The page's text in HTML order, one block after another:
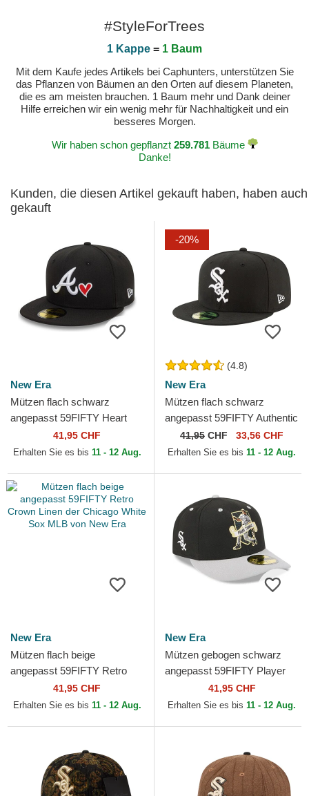
#StyleForTrees
1 Kappe = 1 Baum
Mit dem Kaufe jedes Artikels bei Caphunters, unterstützen Sie
das Pflanzen von Bäumen an den Orten auf diesem Planeten,
die es am meisten brauchen. 1 Baum mehr und Dank deiner
Hilfe erreichen wir ein wenig mehr für Nachhaltigkeit und ein
besseres Morgen.
Wir haben schon gepflanzt 259.781Bäume
Danke!
Kunden, die diesen Artikel gekauft haben, haben auch
gekauft
New Era
Mützen flach schwarz
angepasst 59FIFTY Heart
Icon der Atlanta Braves MLB
von New Era
41,95 CHF
Erhalten Sie es bis 11 - 12 Aug.
-20%
(4.8)
New Era
Mützen flach schwarz
angepasst 59FIFTY Authentic
On Field Game der Chicago
White Sox MLB von New Era
41,95 CHF 33,56 CHF
Erhalten Sie es bis 11 - 12 Aug.
New Era
Mützen flach beige
angepasst 59FIFTY Retro
Crown Linen der Chicago
White Sox MLB von New Era
41,95 CHF
Erhalten Sie es bis 11 - 12 Aug.
New Era
Mützen gebogen schwarz
angepasst 59FIFTY Player
Frank Thomas der Chicago
White Sox MLB von New Era
41,95 CHF
Erhalten Sie es bis 11 - 12 Aug.